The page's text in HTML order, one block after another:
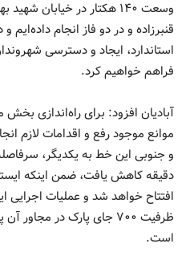
وسعت ۱۴۰ هکتار در
قنبرزاده و در دو فاز انجام داده‌ایم
استاندارد، ایجاد و دسترسی
فراهم خواهیم کرد.
موانع موجود رفع و اقدامات لازم
دقیقه کاهش یافت، ضمن اینکه
افتتاح خواهد شد و عملیات اجرایی
ظرفیت ۷۰۰ جای پارک در
است.